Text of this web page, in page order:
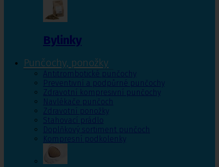
Bylinky
Punčochy, ponožky
Antitrombotické punčochy
Preventivní a podpůrné punčochy
Zdravotní kompresivní punčochy
Navlékače punčoch
Zdravotní ponožky
Stahovací prádlo
Doplňkový sortiment punčoch
Kompresní podkolenky